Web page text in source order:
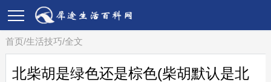
首页/生活技巧/全文
北柴胡是绿色还是棕色(柴胡默认是北